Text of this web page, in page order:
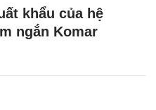
khẩu của hệ
ngắn Komar